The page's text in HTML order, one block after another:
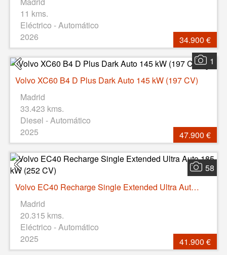
11 kms.
Eléctrico - Automático
2026
34.900 €
1
Volvo XC60 B4 D Plus Dark Auto 145 kW (197 CV)
Madrid
33.423 kms.
Diesel - Automático
2025
47.900 €
58
Volvo EC40 Recharge Single Extended Ultra Auto 185 kW (252 CV)
Madrid
20.315 kms.
Eléctrico - Automático
2025
41.900 €